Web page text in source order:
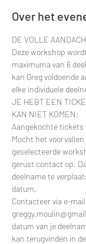
Over het
DE VOLLE
Deze workshop
maximuma van 6
kan Greg voldoende
elke individuele
JE HEBT EEN
KAN NIET KOMEN:
Aangekochte tickets
Mocht het
geselecteerde
gerust contact op.
deelname te
datum.
Contacteer via e-
datum van je
kan terugvinden in